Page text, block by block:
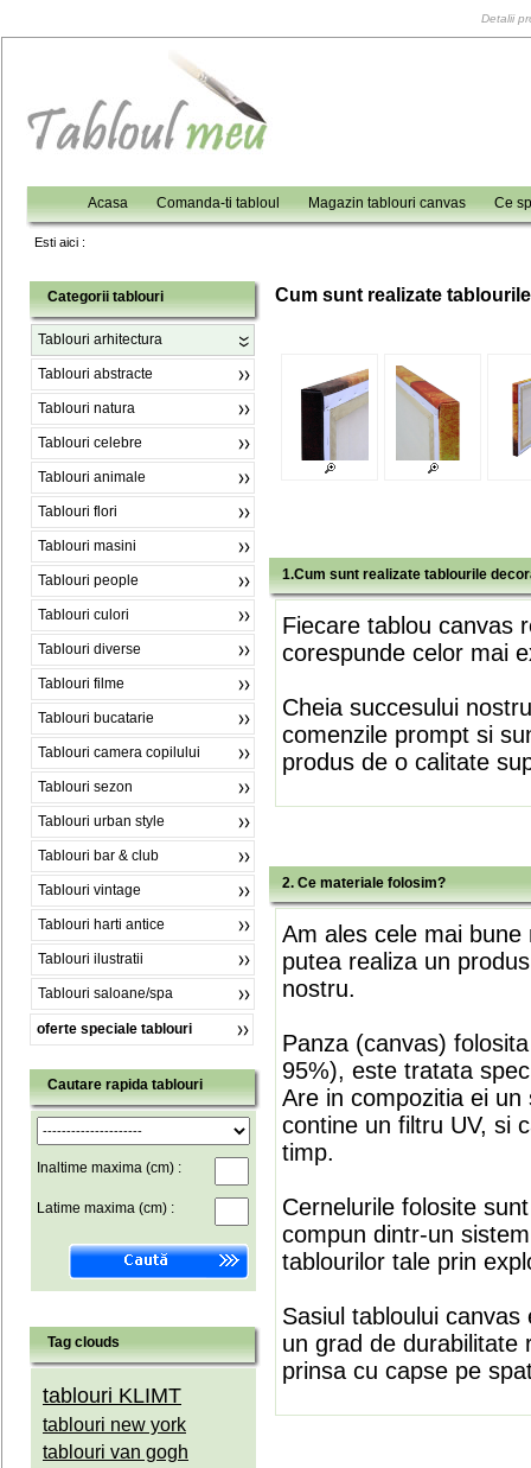
Detalii
Acasa Comanda-ti tabloul Magazin tablouri canvas Ce
Esti aici :
Categorii tablouri
Tablouri arhitectura
Tablouri abstracte
Tablouri natura
Tablouri celebre
Tablouri animale
Tablouri flori
Tablouri masini
Tablouri people
Tablouri culori
Tablouri diverse
Tablouri filme
Tablouri bucatarie
Tablouri camera copilului
Tablouri sezon
Tablouri urban style
Tablouri bar & club
Tablouri vintage
Tablouri harti antice
Tablouri ilustratii
Tablouri saloane/spa
oferte speciale tablouri
Cautare rapida tablouri
Inaltime maxima (cm) :
Latime maxima (cm) :
Tag clouds
tablouri KLIMT
tablouri new york
tablouri van gogh
Cum sunt realizate
1.Cum sunt realizate tablourile
Fiecare tablou canvas
corespunde celor mai
Cheia succesului
comenzile prompt si
produs de o calitate
2. Ce materiale folosim?
Am ales cele mai
putea realiza un
nostru.
Panza (canvas)
95%), este tratata
Are in compozitia ei
contine un filtru UV, si
timp.
Cernelurile folosite
compun dintr-un
tablourilor tale prin
Sasiul tabloului
un grad de durabilitate
prinsa cu capse pe